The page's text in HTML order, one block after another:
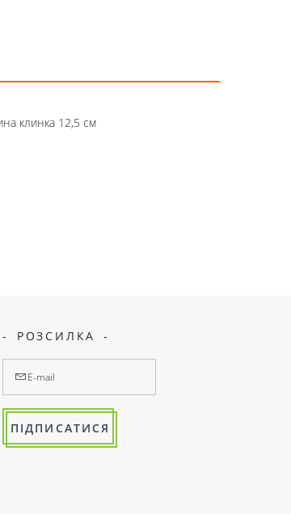
клинка 12,5 см
РОЗСИЛКА
ПІДПИСАТИСЯ